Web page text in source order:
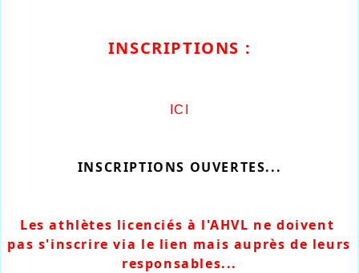
INSCRIPTIONS :
ICI
INSCRIPTIONS OUVERTES...
Les athlètes licenciés à l'AHVL ne doivent
pas s'inscrire via le lien mais auprès de leurs
responsables...